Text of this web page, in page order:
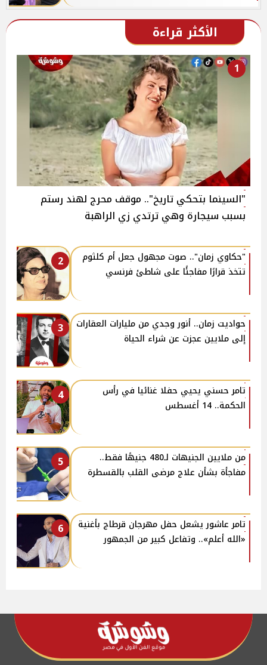
الأكثر قراءة
1
"السينما بتحكي تاريخ".. موقف محرج لهند رستم
بسبب سيجارة وهي ترتدي زي الراهبة
2
"حكاوي زمان".. صوت مجهول جعل أم كلثوم
تتخذ قرارًا مفاجئًا على شاطئ فرنسي
3
حواديت زمان.. أنور وجدي من مليارات العقارات
إلى ملايين عجزت عن شراء الحياة
4
تامر حسني يحيي حفلا غنائيا في رأس
الحكمة.. 14 أغسطس
5
من ملايين الجنيهات لـ480 جنيهًا فقط..
مفاجأة بشأن علاج مرضى القلب بالقسطرة
6
تامر عاشور يشعل حفل مهرجان قرطاج بأغنية
«الله أعلم».. وتفاعل كبير من الجمهور